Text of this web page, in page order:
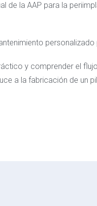
de la AAP para la
y comprender el
a la fabricación de un